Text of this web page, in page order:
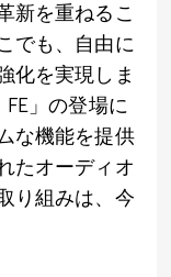
新を重ねるこ
でも、自由に
化を実現しま
FE 」の登場に
な機能を提供
たオーディオ
り組みは、今